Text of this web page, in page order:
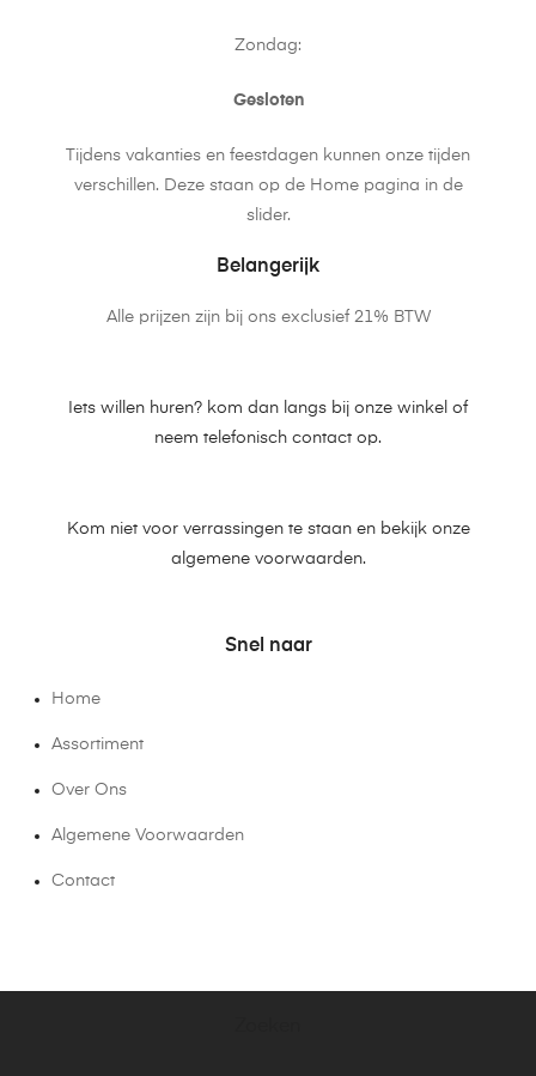
Zondag:
Gesloten
Tijdens vakanties en feestdagen kunnen onze tijden
verschillen. Deze staan op de Home pagina in de
slider.
Belangerijk
Alle prijzen zijn bij ons exclusief 21% BTW
Iets willen huren? kom dan langs bij onze winkel of
neem telefonisch contact op.
Kom niet voor verrassingen te staan en bekijk onze
algemene voorwaarden.
Snel naar
Home
Assortiment
Over Ons
Algemene Voorwaarden
Contact